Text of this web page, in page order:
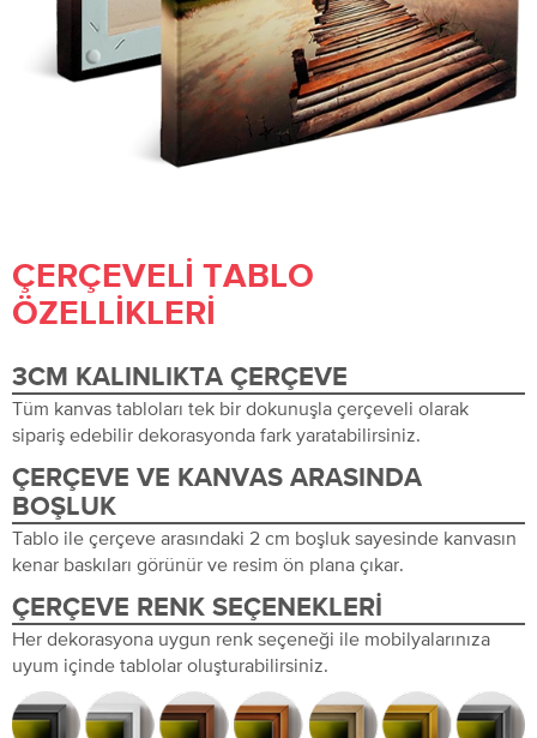
ÇERÇEVELI TABLO
ÖZELLIKLERI
3CM KALINLIKTA ÇERÇEVE
Tüm kanvas tabloları tek bir dokunuşla çerçeveli olarak
sipariş edebilir dekorasyonda fark yaratabilirsiniz.
ÇERÇEVE VE KANVAS ARASINDA
BOŞLUK
Tablo ile çerçeve arasındaki 2 cm boşluk sayesinde kanvasın
kenar baskıları görünür ve resim ön plana çıkar.
ÇERÇEVE RENK SEÇENEKLERI
Her dekorasyona uygun renk seçeneği ile mobilyalarınıza
uyum içinde tablolar oluşturabilirsiniz.